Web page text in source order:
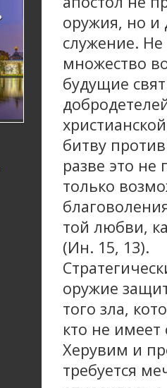
оружия, но и
служение.
множество
будущие
битву
разве это не
только
той любви,
(Ин. 15, 13).
оружие
того зла,
кто не имеет
Херувим и
требуется